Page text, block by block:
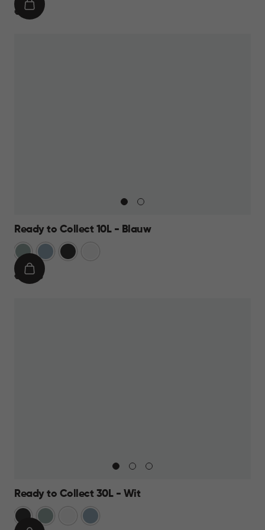
€
€ 9,95
IN
Ready to Collect 10L - Blauw
GroenBlauwDonkergrijs
€
€ 14,95
IN
Ready to Collect 30L - Wit
Donkergrijs
Groen Blauw